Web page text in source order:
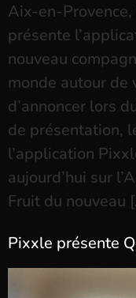
Aix-en-
présente
nouveau
monde autour
d’annoncer lors
de présentation,
l’application
aujourd’hui sur
Fruit du nouveau
Pixxle présente